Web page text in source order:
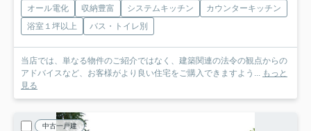
オール電化 収納豊富 システムキッチン
カウンターキッチン
浴室１坪以上
バス・トイレ別
当店では、単なる物件のご紹介ではなく、建築関連の法令の観点からの
アドバイスなど、お客様がより良い住宅をご購入できますよう... もっと
見る
中古一戸建